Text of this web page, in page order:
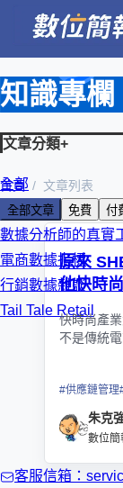
知識專欄
文章分類+
全部
朱克強 KC 數位轉
數據分析師的真實
電商數據指標
行銷數據雜談
Tail Tale Retail
首頁 文章列表
全部文章 免費 付
原來
他快時尚
快時尚產
不是傳統
#供應鏈管理
朱克
數位簡
客服信箱：